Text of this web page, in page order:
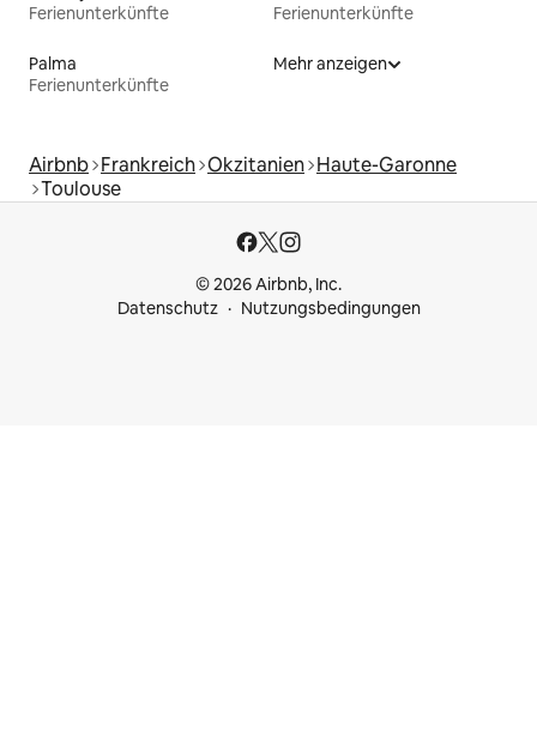
Ferienunterkünfte
Ferienunterkünfte
Palma
Ferienunterkünfte
Mehr anzeigen
Airbnb Frankreich Okzitanien Haute-Garonne
Toulouse
© 2026 Airbnb, Inc.
Datenschutz
Nutzungsbedingungen